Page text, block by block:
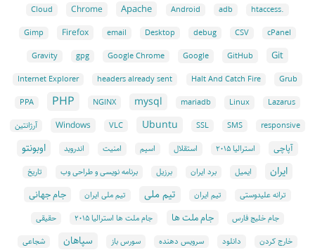
.htaccess
adb
Android
Apache
Chrome
Cloud
cPanel
CSV
debug
Desktop
email
Firefox
Gimp
Git
GitHub
Google
Google Chrome
gpg
Gravity
Grub
Halt And Catch Fire
headers already sent
Internet Explorer
Lazarus
Linux
mariadb
mysql
NGINX
PHP
PPA
responsive
SMS
SSL
Ubuntu
VLC
Windows آرژانتین
آپاچی استرالیا ۲۰۱۵ استقلال اسپم امنیت اندروید
اوبونتو
ایران
ایمیل برد ایران برزیل برنامه نویسی و طراحی وب
تاریخ
ترانه علیدوستی
تیم ایران تیم ملی تیم ملی ایران جام جهانی
جام خلیج فارس جام ملت ها جام ملت ها استرالیا ۲۰۱۵
حقیقی
خارج کردن
دانلود سرویس دهنده سورس باز سپاهان شجاعی